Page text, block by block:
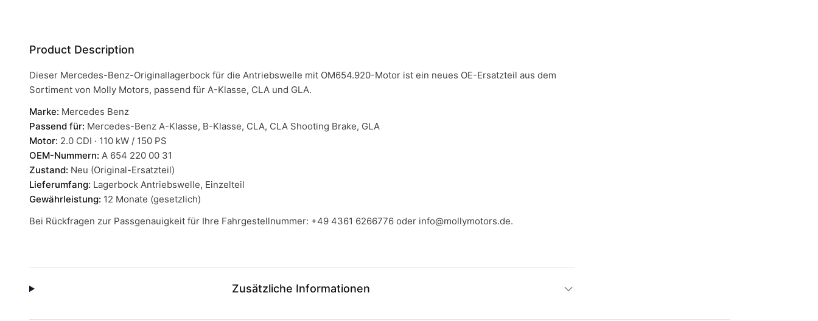
Product Description
Dieser Mercedes-Benz-Originallagerbock für die Antriebswelle mit OM654.920-Motor ist ein neues OE-Ersatzteil aus dem
Sortiment von Molly Motors, passend für A-Klasse, CLA und GLA.
Marke: Mercedes Benz
Passend für: Mercedes-Benz A-Klasse, B-Klasse, CLA, CLA Shooting Brake, GLA
Motor: 2.0 CDI · 110 kW / 150 PS
OEM-Nummern: A 654 220 00 31
Zustand: Neu (Original-Ersatzteil)
Lieferumfang: Lagerbock Antriebswelle, Einzelteil
Gewährleistung: 12 Monate (gesetzlich)
Bei Rückfragen zur Passgenauigkeit für Ihre Fahrgestellnummer: +49 4361 6266776 oder info@mollymotors.de.
Zusätzliche Informationen